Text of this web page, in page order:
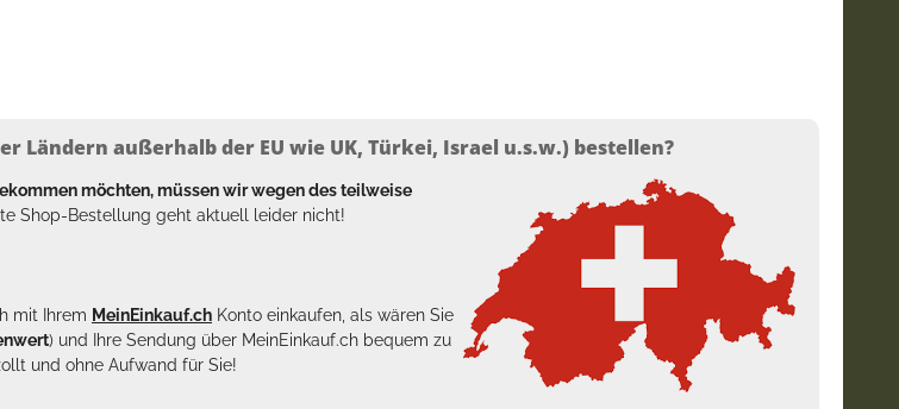
Ländern außerhalb der EU wie UK, Türkei, Israel u.s.w.) bestellen?
möchten, müssen wir wegen des teilweise
Shop-Bestellung geht aktuell leider nicht!
mit Ihrem MeinEinkauf.ch Konto einkaufen, als wären Sie
) und Ihre Sendung über MeinEinkauf.ch bequem zu
und ohne Aufwand für Sie!